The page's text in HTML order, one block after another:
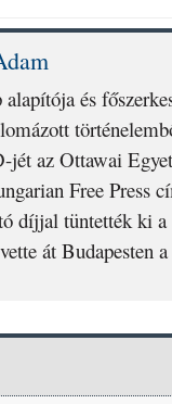
és
az Ottawai
Free Press
díjjal tüntették ki
át Budapesten a